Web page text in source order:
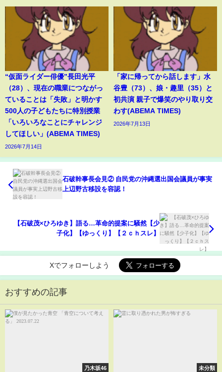
“仮面ライダー俳優”長田光平
（28）、現在の職業につながっ
ていることは「失敗」と明かす
500人の子どもたちに特別授業
「いろいろなことにチャレンジ
してほしい」(ABEMA TIMES)
2026年7月14日
「家に帰ってから話します」水
谷豊（73）、娘・趣里（35）と
初共演 親子で爆笑のやり取り交
わす(ABEMA TIMES)
2026年7月13日
石破幹事長会見② 自民党の沖縄選出国会議員が事実
上辺野古移設を容認！
【石破茂×ひろゆき】語る…革命的提案に騒然【少
子化】【ゆっくり】【２ｃｈスレ】
Xでフォローしよう
おすすめの記事
乃木坂46 未分類